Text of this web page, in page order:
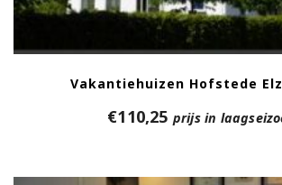
Vakantiehuizen Hofstede
€110,25 prijs in